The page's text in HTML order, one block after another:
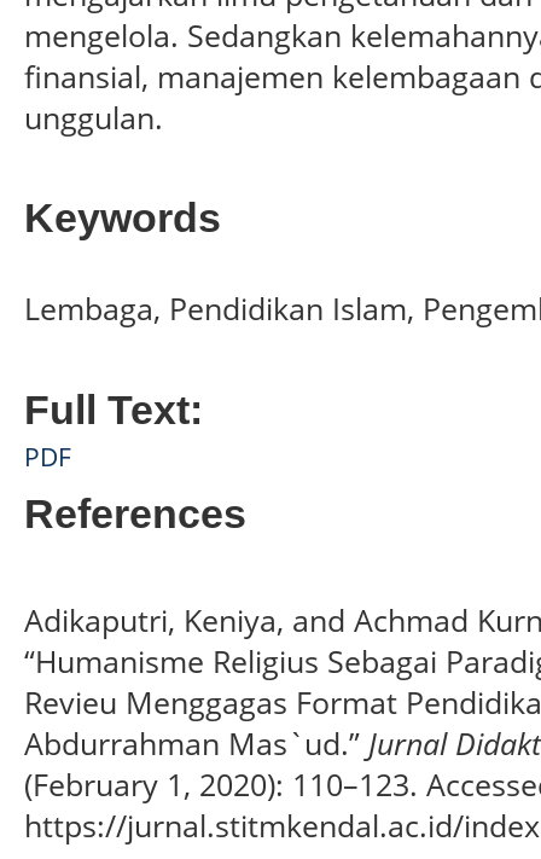
mengelola. Sedangkan
finansial, manajemen kelembagaan
unggulan.
Keywords
Lembaga, Pendidikan Islam,
Full Text:
PDF
References
Adikaputri, Keniya, and Achmad
“Humanisme Religius Sebagai
Revieu Menggagas Format
Abdurrahman Mas`ud.” Jurnal
(February 1, 2020): 110–123.
https://jurnal.stitmkendal.ac.id/